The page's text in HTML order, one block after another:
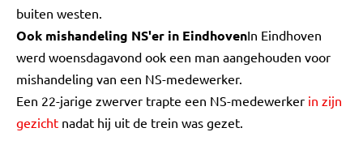
buiten westen.
Ook mishandeling NS'er in EindhovenIn Eindhoven
werd woensdagavond ook een man aangehouden voor
mishandeling van een NS-medewerker.
Een 22-jarige zwerver trapte een NS-medewerker in zijn
gezicht nadat hij uit de trein was gezet.